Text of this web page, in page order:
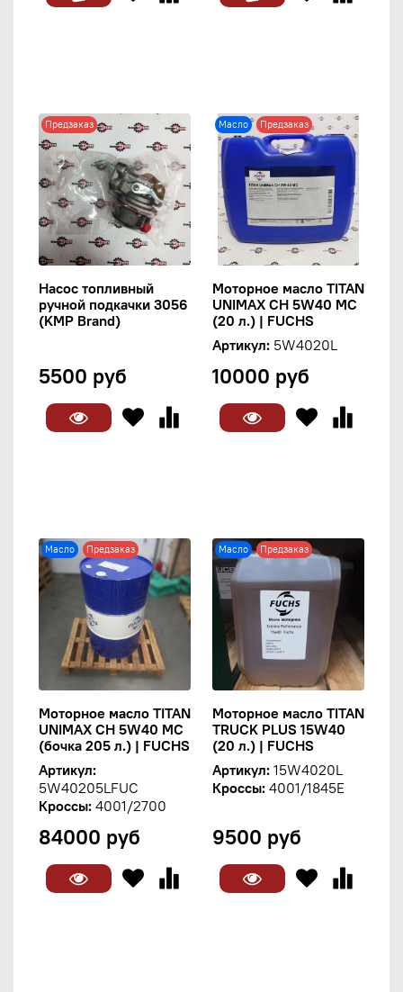
Предзаказ
Насос топливный
ручной подкачки 3056
(KMP Brand)
5500 руб
Масло Предзаказ
Моторное масло TITAN
UNIMAX CH 5W40 MC
(20 л.) | FUCHS
Артикул: 5W4020L
10000 руб
Масло Предзаказ
Моторное масло TITAN
UNIMAX CH 5W40 MC
(бочка 205 л.) | FUCHS
Артикул:
5W40205LFUC
Кроссы: 4001/2700
84000 руб
Масло Предзаказ
Моторное масло TITAN
TRUCK PLUS 15W40
(20 л.) | FUCHS
Артикул: 15W4020L
Кроссы: 4001/1845E
9500 руб